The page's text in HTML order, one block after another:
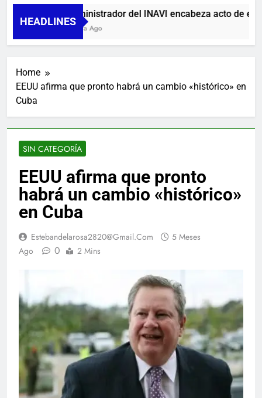
HEADLINES
Administrador del INAVI encabeza acto de
1 Hora Ago
Home
EEUU afirma que pronto habrá un cambio «histórico» en
Cuba
SIN CATEGORÍA
EEUU afirma que pronto
habrá un cambio «histórico»
en Cuba
Estebandelarosa2820@gmail.com
5 Meses
Ago
0 2 Mins